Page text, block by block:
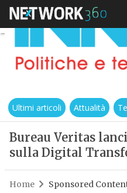
Ultimi articoli Attualità
Bureau Veritas
sulla Digital
Home Sponsored